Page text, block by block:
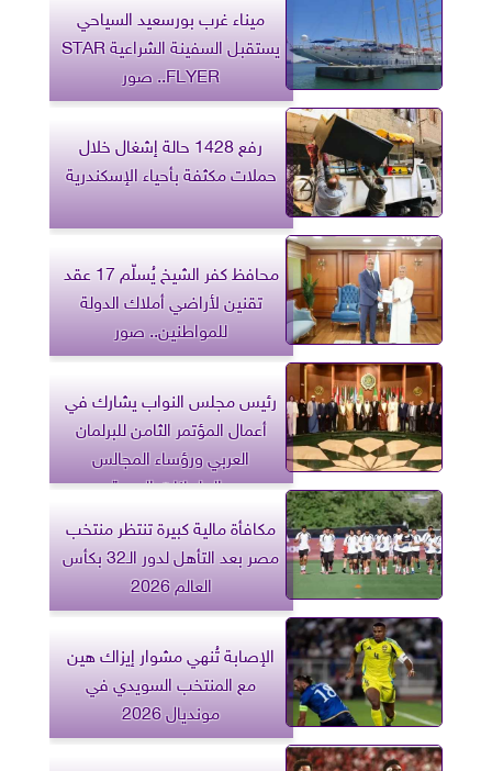
ميناء غرب بورسعيد السياحي
يستقبل السفينة الشراعية STAR
FLYER.. صور
رفع 1428 حالة إشغال خلال
حملات مكثفة بأحياء الإسكندرية
محافظ كفر الشيخ يُسلّم 17 عقد
تقنين لأراضي أملاك الدولة
للمواطنين.. صور
رئيس مجلس النواب يشارك في
أعمال المؤتمر الثامن للبرلمان
العربي ورؤساء المجالس
والبرلمانات العربية
مكافأة مالية كبيرة تنتظر منتخب
مصر بعد التأهل لدور الـ32 بكأس
العالم 2026
الإصابة تُنهي مشوار إيزاك هين
مع المنتخب السويدي في
مونديال 2026